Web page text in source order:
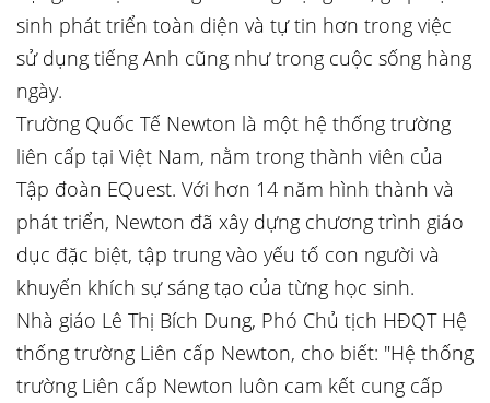
sinh phát triển toàn diện và tự tin hơn trong việc
sử dụng tiếng Anh cũng như trong cuộc sống hàng
ngày.
Trường Quốc Tế Newton là một hệ thống trường
liên cấp tại Việt Nam, nằm trong thành viên của
Tập đoàn EQuest. Với hơn 14 năm hình thành và
phát triển, Newton đã xây dựng chương trình giáo
dục đặc biệt, tập trung vào yếu tố con người và
khuyến khích sự sáng tạo của từng học sinh.
Nhà giáo Lê Thị Bích Dung, Phó Chủ tịch HĐQT Hệ
thống trường Liên cấp Newton, cho biết: "Hệ thống
trường Liên cấp Newton luôn cam kết cung cấp